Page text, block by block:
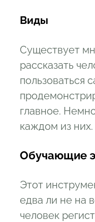
Виды
Существует
рассказать
пользоваться
главное.
каждом из них.
Обучающие
Этот
едва ли не на
человек